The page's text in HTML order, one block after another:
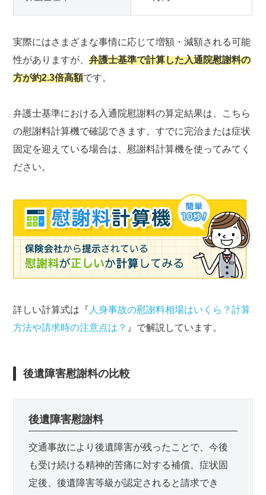
実際にはさまざまな事情に応じて増額・減額される可能
性がありますが、弁護士基準で計算した入通院慰謝料の
方が約2.3倍高額です。
弁護士基準における入通院慰謝料の算定結果は、こちら
の慰謝料計算機で確認できます。すでに完治または症状
固定を迎えている場合は、慰謝料計算機を使ってみてく
ださい。
詳しい計算式は『 人身事故の慰謝料相場はいくら？計算
方法や請求時の注意点は？ 』で解説しています。
後遺障害慰謝料の比較
後遺障害慰謝料
交通事故により後遺障害が残ったことで、今後
も受け続ける精神的苦痛に対する補償。症状固
定後、後遺障害等級が認定されると請求でき